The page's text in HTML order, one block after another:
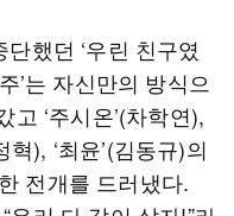
했던 ‘우린 친구였
’는 자신만의 방식으
‘주시온’(차학연),
혁), ‘최윤’(김동규)의
전개를 드러냈다.